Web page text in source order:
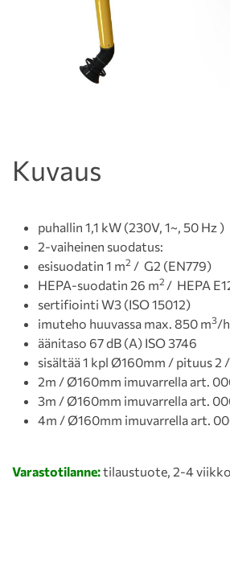
Kuvaus
puhallin 1,1 kW (230V, 1~, 50 Hz )
2-vaiheinen suodatus:
esisuodatin 1 m2 / G2 (EN779)
HEPA-suodatin 26 m2 / HEPA
sertifiointi W3 (ISO 15012)
imuteho huuvassa max. 850 m3/h
äänitaso 67 dB (A) ISO 3746
sisältää 1 kpl Ø160mm / pituus 2
2m / Ø160mm imuvarrella art.
3m / Ø160mm imuvarrella art.
4m / Ø160mm imuvarrella art.
Varastotilanne:tilaustuote, 2-4